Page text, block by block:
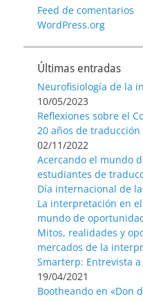
Feed de comentarios
WordPress.org
Últimas entradas
Neurofisiología de la
10/05/2023
Reflexiones sobre el
20 años de
02/11/2022
Acercando el mundo
estudiantes de
Día internacional de
La interpretación en
mundo de
Mitos, realidades y
mercados de la
Smarterp: Entrevista
19/04/2021
Bootheando en «Don